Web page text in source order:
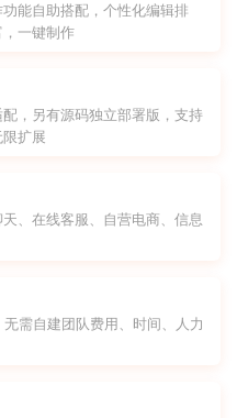
能自助搭配，个性化编辑排
，一键制作
，另有源码独立部署版，支持
扩展
、在线客服、自营电商、信息
需自建团队费用、时间、人力